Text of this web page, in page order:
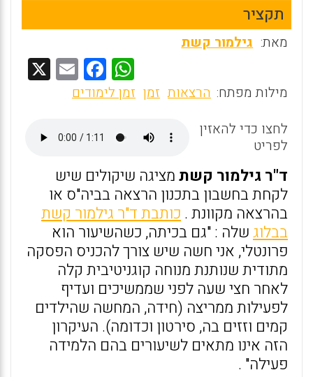
תקציר
מאת: גילמור קשת
W
h
s
p
p
F
a
b
o
k
E
m מילות מפתח: הרצאות זמן זמן לימודים
לחצו כדי להאזין
לפריט
ד"ר גילמור קשתמציגה שיקולים שיש
לקחת בחשבון בתכנון הרצאה בביה"ס או
בהרצאה מקוונת . כותבת ד"ר גילמור קשת
בבלוגשלה : "גם בכיתה, כשהשיעור הוא
פרונטלי, אני חשה שיש צורך להכניס הפסקה
מתודית שנותנת מנוחה קוגניטיבית קלה
לאחר חצי שעה לפני שממשיכים ועדיף
לפעילות ממריצה (חידה, המחשה שהילדים
קמים וזזים בה, סירטון וכדומה). העיקרון
הזה אינו מתאים לשיעורים בהם הלמידה
פעילה" .